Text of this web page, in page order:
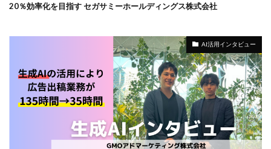
20％効率化を目指す セガサミーホールディングス株式会社
AI活用インタビュー